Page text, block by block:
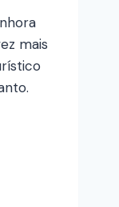
mais